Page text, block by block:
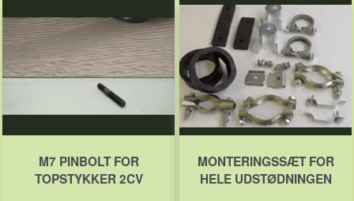
M7 PINBOLT FOR
TOPSTYKKER 2CV
MONTERINGSSÆT FOR
HELE UDSTØDNINGEN